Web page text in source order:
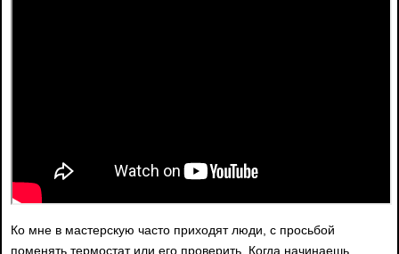
Ко мне в мастерскую часто приходят люди, с просьбой
поменять термостат или его проверить. Когда начинаешь